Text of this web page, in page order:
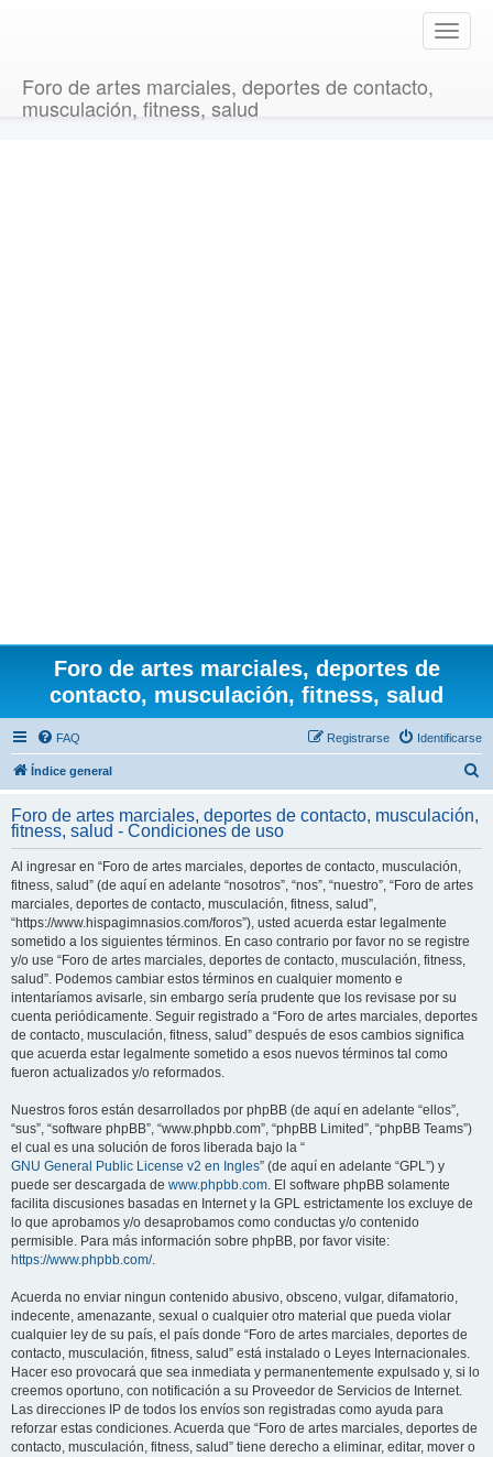
T
o
Foro de artes marciales, deportes de contacto,
musculación, fitness, salud
Foro de artes marciales, deportes de
contacto, musculación, fitness, salud
FAQ Identificarse
Registrarse
Índice general
c
Foro de artes marciales, deportes de contacto, musculación,
fitness, salud - Condiciones de uso
Al ingresar en “Foro de artes marciales, deportes de contacto, musculación,
fitness, salud” (de aquí en adelante “nosotros”, “nos”, “nuestro”, “Foro de artes
marciales, deportes de contacto, musculación, fitness, salud”,
“https://www.hispagimnasios.com/foros”), usted acuerda estar legalmente
sometido a los siguientes términos. En caso contrario por favor no se registre
y/o use “Foro de artes marciales, deportes de contacto, musculación, fitness,
salud”. Podemos cambiar estos términos en cualquier momento e
intentaríamos avisarle, sin embargo sería prudente que los revisase por su
cuenta periódicamente. Seguir registrado a “Foro de artes marciales, deportes
de contacto, musculación, fitness, salud” después de esos cambios significa
que acuerda estar legalmente sometido a esos nuevos términos tal como
fueron actualizados y/o reformados.
Nuestros foros están desarrollados por phpBB (de aquí en adelante “ellos”,
“sus”, “software phpBB”, “www.phpbb.com”, “phpBB Limited”, “phpBB Teams”)
el cual es una solución de foros liberada bajo la “
GNU General Public License v2 en Ingles” (de aquí en adelante “GPL”) y
puede ser descargada de www.phpbb.com. El software phpBB solamente
facilita discusiones basadas en Internet y la GPL estrictamente los excluye de
lo que aprobamos y/o desaprobamos como conductas y/o contenido
permisible. Para más información sobre phpBB, por favor visite:
https://www.phpbb.com/.
Acuerda no enviar ningun contenido abusivo, obsceno, vulgar, difamatorio,
indecente, amenazante, sexual o cualquier otro material que pueda violar
cualquier ley de su país, el país donde “Foro de artes marciales, deportes de
contacto, musculación, fitness, salud” está instalado o Leyes Internacionales.
Hacer eso provocará que sea inmediata y permanentemente expulsado y, si lo
creemos oportuno, con notificación a su Proveedor de Servicios de Internet.
Las direcciones IP de todos los envíos son registradas como ayuda para
reforzar estas condiciones. Acuerda que “Foro de artes marciales, deportes de
contacto, musculación, fitness, salud” tiene derecho a eliminar, editar, mover o